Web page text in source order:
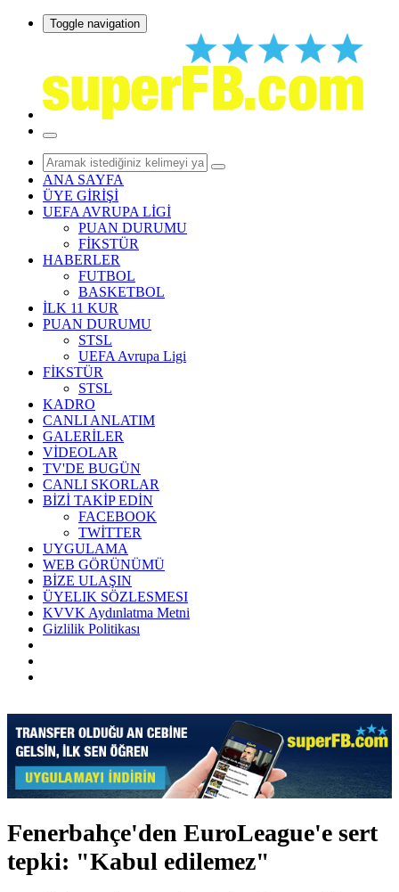
Toggle navigation
ANA SAYFA
ÜYE GİRİŞİ
UEFA AVRUPA LİGİ
PUAN DURUMU
FİKSTÜR
HABERLER
FUTBOL
BASKETBOL
İLK 11 KUR
PUAN DURUMU
STSL
UEFA Avrupa Ligi
FİKSTÜR
STSL
KADRO
CANLI ANLATIM
GALERİLER
VİDEOLAR
TV'DE BUGÜN
CANLI SKORLAR
BİZİ TAKİP EDİN
FACEBOOK
TWİTTER
UYGULAMA
WEB GÖRÜNÜMÜ
BİZE ULAŞIN
ÜYELIK SÖZLESMESI
KVVK Aydınlatma Metni
Gizlilik Politikası
Fenerbahçe'den EuroLeague'e sert
tepki: "Kabul edilemez"